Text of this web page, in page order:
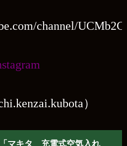
channel/
）
マキタ 充電式空気入れ